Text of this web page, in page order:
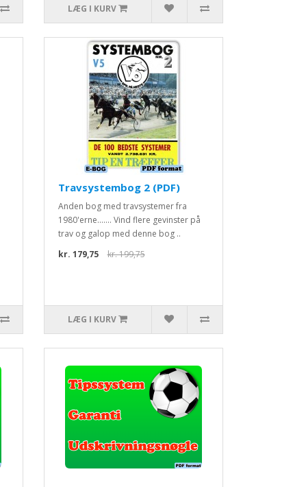
LÆG I KURV
Travsystembog 2 (PDF)
Anden bog med travsystemer fra
1980'erne....... Vind flere gevinster på
trav og galop med denne bog ..
kr. 179,75
kr. 199,75
LÆG I KURV